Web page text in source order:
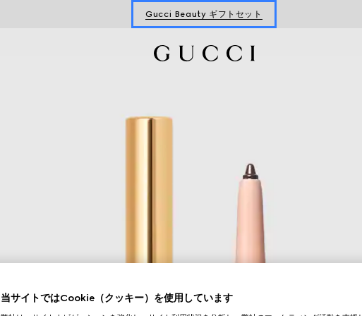
フレグランス＆メイクアップ ギフト
Gucci Beauty ギフトセット
当サイトではCookie（クッキー）を使用しています